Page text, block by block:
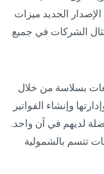
الجديد ميزات
الشركات في جميع
بسلاسة من خلال
وإنشاء الفواتير
لديهم في آن واحد.
تتسم بالشمولية